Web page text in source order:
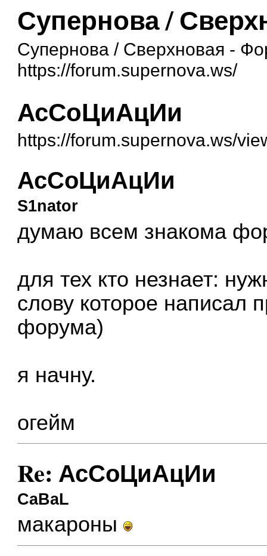
Супернова /
Супернова / Сверхновая -
https://forum.supernova.ws/
АсСоЦиАцИи
https://forum.supernova.ws/
АсСоЦиАцИи
S1nator
думаю всем знакома
для тех кто незнает:
слову которое написал
форума)
я начну.
огейм
Re: АсСоЦиАцИи
CaBaL
макароны